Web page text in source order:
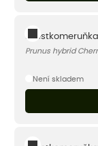
Prunus hybrid
Není skladem